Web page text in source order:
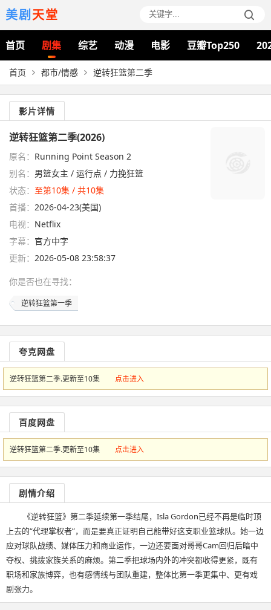
美剧天堂
首页 剧集 综艺 动漫 电影 豆瓣Top250
首页 都市/情感 逆转狂篮第二季
影片详情
逆转狂篮第二季(2026)
原名： Running Point Season 2
别名： 男篮女主 / 运行点 / 力挽狂篮
状态： 至第10集 / 共10集
首播： 2026-04-23(美国)
电视： Netflix
字幕： 官方中字
更新： 2026-05-08 23:58:37
你是否也在寻找：
逆转狂篮第一季
夸克网盘
逆转狂篮第二季.更新至10集 点击进入
百度网盘
逆转狂篮第二季.更新至10集 点击进入
剧情介绍
《逆转狂篮》第二季延续第一季结尾，Isla Gordon已经不再是临时顶
上去的“代理掌权者”，而是要真正证明自己能带好这支职业篮球队。她一边
应对球队战绩、媒体压力和商业运作，一边还要面对哥哥Cam回归后暗中
夺权、挑拨家族关系的麻烦。第二季把球场内外的冲突都收得更紧，既有
职场和家族博弈，也有感情线与团队重建，整体比第一季更集中、更有戏
剧张力。